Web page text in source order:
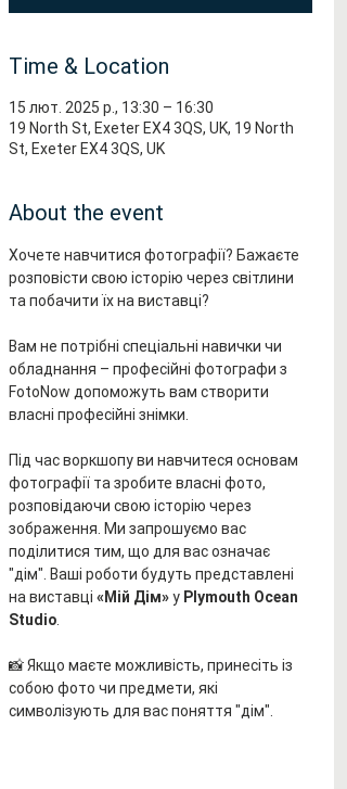
Time & Location
15 лют. 2025 р., 13:30 – 16:30
19 North St, Exeter EX4 3QS, UK, 19 North
St, Exeter EX4 3QS, UK
About the event
Хочете навчитися фотографії? Бажаєте
розповісти свою історію через світлини
та побачити їх на виставці?
Вам не потрібні спеціальні навички чи
обладнання – професійні фотографи з
FotoNow допоможуть вам створити
власні професійні знімки.
Під час воркшопу ви навчитеся основам
фотографії та зробите власні фото,
розповідаючи свою історію через
зображення. Ми запрошуємо вас
поділитися тим, що для вас означає
"дім". Ваші роботи будуть представлені
на виставці «Мій Дім» у Plymouth Ocean
Studio
📸 Якщо маєте можливість, принесіть із
собою фото чи предмети, які
символізують для вас поняття "дім".